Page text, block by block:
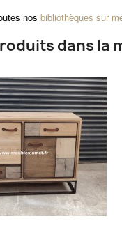
nos bibliothèques sur
dans la